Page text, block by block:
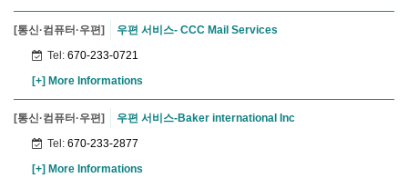
[통신·컴퓨터·우편]
우편 서비스- CCC Mail Services
Tel: 670-233-0721
[+] More Informations
[통신·컴퓨터·우편]
우편 서비스-Baker international Inc
Tel: 670-233-2877
[+] More Informations